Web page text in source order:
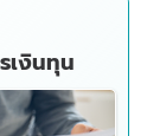
เงินทุน